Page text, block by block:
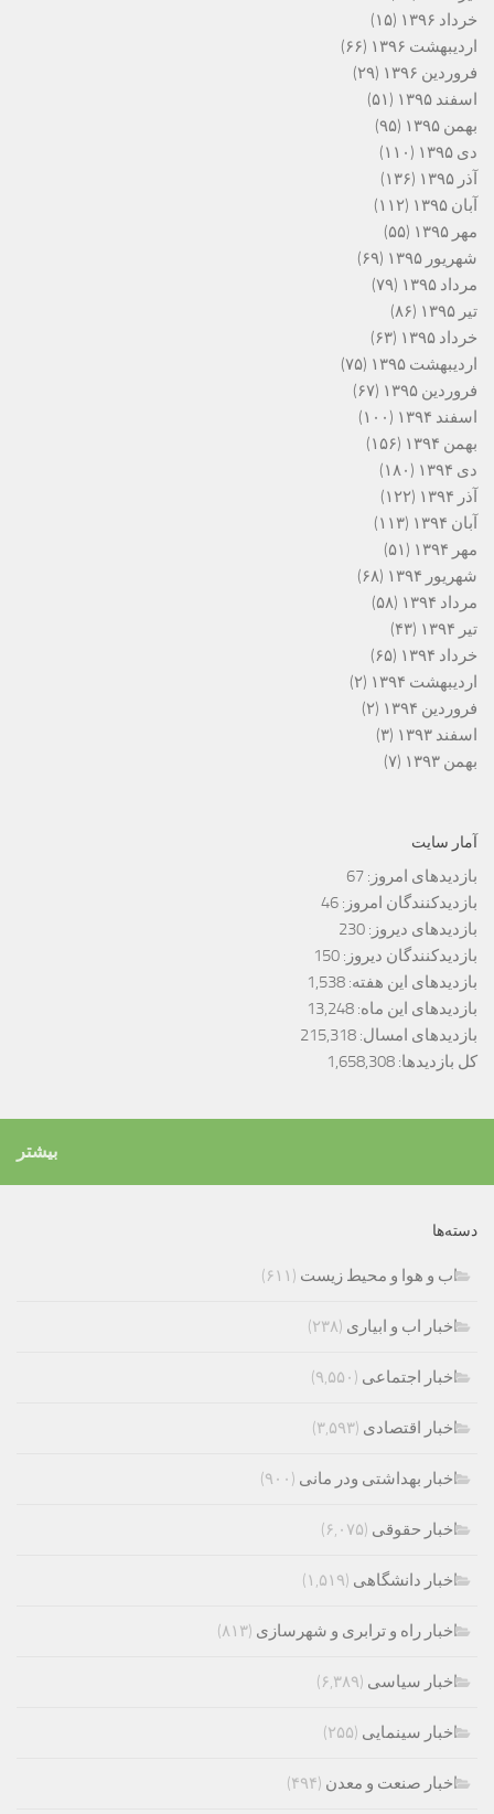
خرداد ۱۳۹۶
(۱۵)
اردیبهشت ۱۳۹۶
(۶۶)
فروردین ۱۳۹۶
(۲۹)
اسفند ۱۳۹۵
(۵۱)
بهمن ۱۳۹۵
(۹۵)
دی ۱۳۹۵
(۱۱۰)
آذر ۱۳۹۵
(۱۳۶)
آبان ۱۳۹۵
(۱۱۲)
مهر ۱۳۹۵
(۵۵)
شهریور ۱۳۹۵
(۶۹)
مرداد ۱۳۹۵
(۷۹)
تیر ۱۳۹۵
(۸۶)
خرداد ۱۳۹۵
(۶۳)
اردیبهشت ۱۳۹۵
(۷۵)
فروردین ۱۳۹۵
(۶۷)
اسفند ۱۳۹۴
(۱۰۰)
بهمن ۱۳۹۴
(۱۵۶)
دی ۱۳۹۴
(۱۸۰)
آذر ۱۳۹۴
(۱۲۲)
آبان ۱۳۹۴
(۱۱۳)
مهر ۱۳۹۴
(۵۱)
شهریور ۱۳۹۴
(۶۸)
مرداد ۱۳۹۴
(۵۸)
تیر ۱۳۹۴
(۴۳)
خرداد ۱۳۹۴
(۶۵)
اردیبهشت ۱۳۹۴
(۲)
فروردین ۱۳۹۴
(۲)
اسفند ۱۳۹۳
(۳)
بهمن ۱۳۹۳
(۷)
آمار سایت
بازدیدهای امروز: 67
بازدیدکنندگان امروز: 46
بازدیدهای دیروز: 230
بازدیدکنندگان دیروز: 150
بازدیدهای این هفته: 1,538
بازدیدهای این ماه: 13,248
بازدیدهای امسال: 215,318
کل بازدیدها: 1,658,308
بیشتر
دسته‌ها
اب و هوا و محیط زیست (۶۱۱)
اخبار اب و ابیاری (۲۳۸)
اخبار اجتماعی (۹,۵۵۰)
اخبار اقتصادی (۳,۵۹۳)
اخبار بهداشتی ودر مانی (۹۰۰)
اخبار حقوقی (۶,۰۷۵)
اخبار دانشگاهی (۱,۵۱۹)
اخبار راه و ترابری و شهرسازی (۸۱۳)
اخبار سیاسی (۶,۳۸۹)
اخبار سینمایی (۲۵۵)
اخبار صنعت و معدن (۴۹۴)